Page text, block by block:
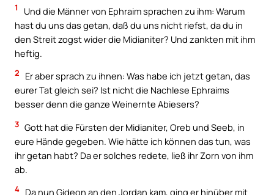
1
Und die Männer von Ephraim sprachen zu ihm: Warum
hast du uns das getan, daß du uns nicht riefst, da du in
den Streit zogst wider die Midianiter? Und zankten mit ihm
heftig.
2
Er aber sprach zu ihnen: Was habe ich jetzt getan, das
eurer Tat gleich sei? Ist nicht die Nachlese Ephraims
besser denn die ganze Weinernte Abiesers?
3 Gott hat die Fürsten der Midianiter, Oreb und Seeb, in
eure Hände gegeben. Wie hätte ich können das tun, was
ihr getan habt? Da er solches redete, ließ ihr Zorn von ihm
ab.
4 Da nun Gideon an den Jordan kam, ging er hinüber mit